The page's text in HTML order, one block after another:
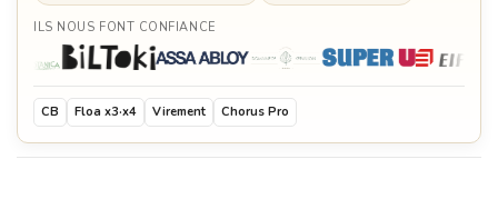
ILS NOUS FONT CONFIANCE
CB Floa x3·x4 Virement Chorus Pro